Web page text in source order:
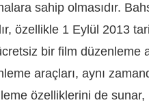
sahip olmasıdır.
özellikle 1 Eylül 2013
bir film düzenleme
araçları, aynı
özelliklerini de